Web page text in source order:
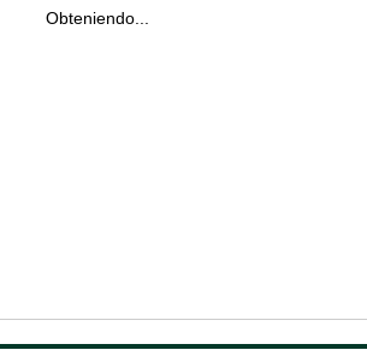
Obteniendo...